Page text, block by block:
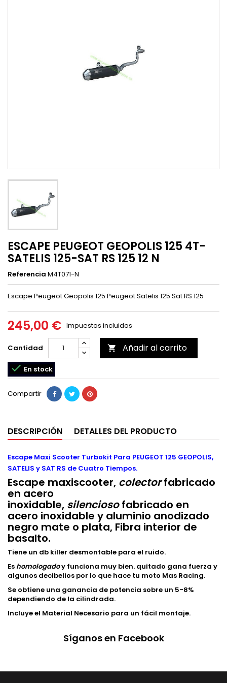
ESCAPE PEUGEOT GEOPOLIS 125 4T-
SATELIS 125-SAT RS 125 12 N
Referencia M4T071-N
Escape Peugeot Geopolis 125 Peugeot Satelis 125 Sat RS 125
245,00 € Impuestos incluidos
Cantidad  Añadir al carrito
 En stock
Compartir
DESCRIPCIÓN DETALLES DEL PRODUCTO
Escape Maxi Scooter Turbokit Para PEUGEOT 125 GEOPOLIS,
SATELIS y SAT RS de Cuatro Tiempos.
Escape maxiscooter, colectorfabricado
en acero
inoxidable, silenciosofabricado en
acero inoxidable y aluminio anodizado
negro mate o plata, Fibra interior de
basalto.
Tiene un db killer desmontable para el ruido.
Es homologadoy funciona muy bien. quitado gana fuerza y
algunos decibelios por lo que hace tu moto Mas Racing.
Se obtiene una ganancia de potencia sobre un 5-8%
dependiendo de la cilindrada.
Incluye el Material Necesario para un fácil montaje.
Síganos en Facebook